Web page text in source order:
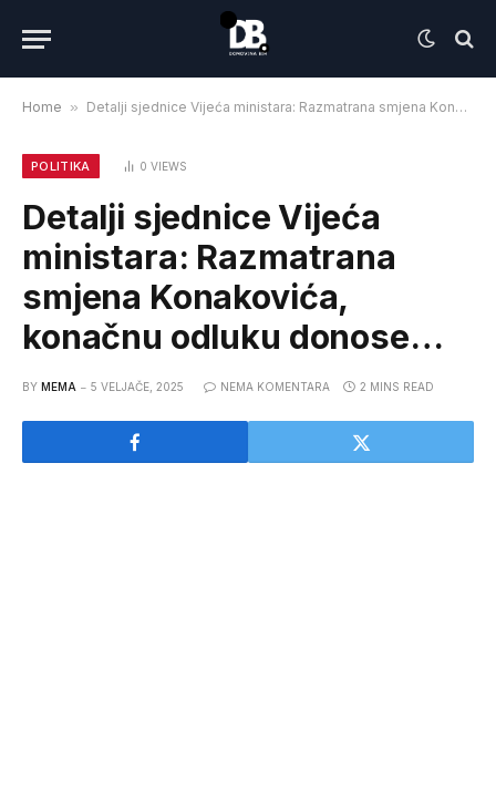
Home » Detalji sjednice Vijeća ministara: Razmatrana smjena Konakovića, konačnu odluku donose…
POLITIKA 0 VIEWS
Detalji sjednice Vijeća
ministara: Razmatrana
smjena Konakovića,
konačnu odluku donose…
BY MEMA 5 VELJAČE, 2025 NEMA KOMENTARA 2 MINS READ